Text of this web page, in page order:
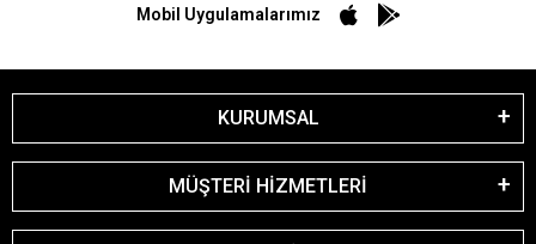
Mobil Uygulamalarımız
KURUMSAL
MÜŞTERİ HİZMETLERİ